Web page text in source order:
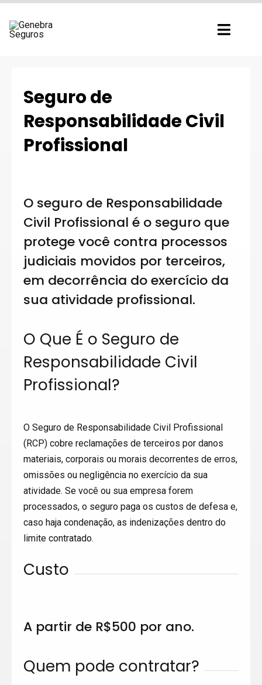
para
Seguro de
Responsabilidade Civil
Profissional
O seguro de Responsabilidade
Civil Profissional é o seguro que
protege você contra processos
judiciais movidos por terceiros,
em decorrência do exercício da
sua atividade profissional.
O Que É o Seguro de
Responsabilidade Civil
Profissional?
O Seguro de Responsabilidade Civil Profissional
(RCP) cobre reclamações de terceiros por danos
materiais, corporais ou morais decorrentes de erros,
omissões ou negligência no exercício da sua
atividade. Se você ou sua empresa forem
processados, o seguro paga os custos de defesa e,
caso haja condenação, as indenizações dentro do
limite contratado.
Custo
A partir de R$500 por ano.
Quem pode contratar?